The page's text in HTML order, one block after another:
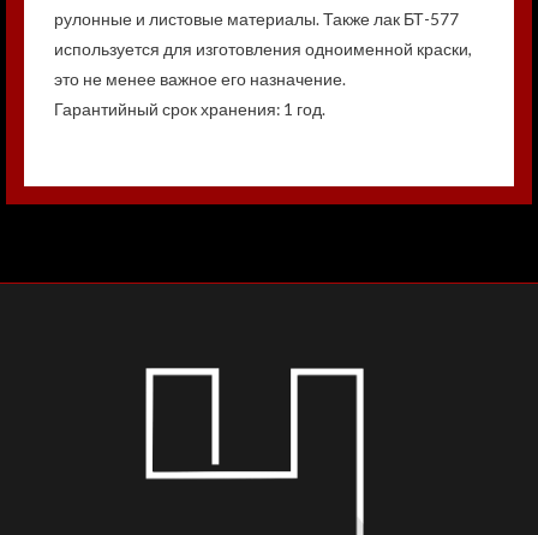
рулонные и листовые материалы. Также лак БТ-577
используется для изготовления одноименной краски,
это не менее важное его назначение.
Гарантийный срок хранения: 1 год.